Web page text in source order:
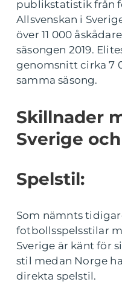
publikstatistik från
Allsvenskan i
över 11 000
säsongen 2019.
genomsnitt cirka 7
samma säsong.
Skillnader
Sverige
Spelstil:
Som nämnts
fotbollsspelsstilar
Sverige är känt för
stil medan Norge
direkta spelstil.